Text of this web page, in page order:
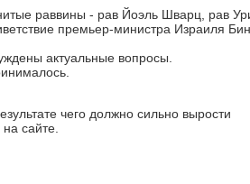
раввины - рав Йоэль Шварц, рав
премьер-министра Израиля
актуальные вопросы.
чего должно сильно вырости
сайте.